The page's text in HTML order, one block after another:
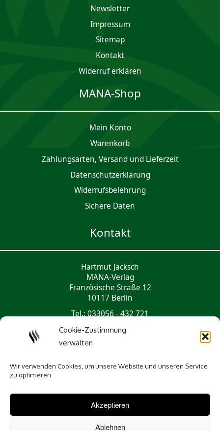
Cookie-Zustimmung
verwalten
Wir verwenden Cookies, um unsere Website und unseren Service
zu optimieren
Akzeptieren
Ablehnen
Newsletter
Impres­sum
Sitemap
Kontakt
Widerruf erklären
MANA-Shop
Mein Konto
Waren­korb
Zahlungsarten, Versand und Lieferzeit
Daten­schutz­er­klärung
Widerrufsbelehrung
Sichere Daten
Kontakt
Hartmut Jäcksch
MANA-Verlag
Französische Straße 12
10117 Berlin
Tel.: 033056 - 432 721
Social Media